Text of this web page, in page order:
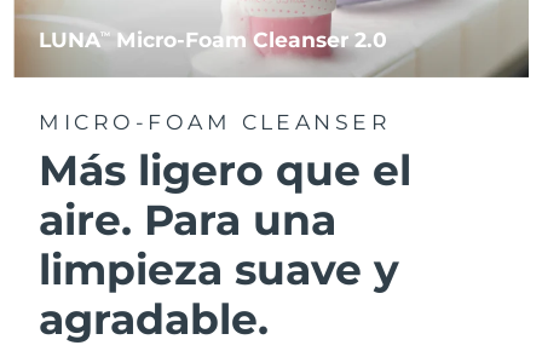
LUNATM Micro-Foam Cleanser 2.0
MICRO-FOAM CLEANSER
Más ligero que el
aire. Para una
limpieza suave y
agradable.